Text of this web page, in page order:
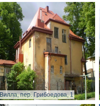
Вилла, пер. Грибоедова, 1